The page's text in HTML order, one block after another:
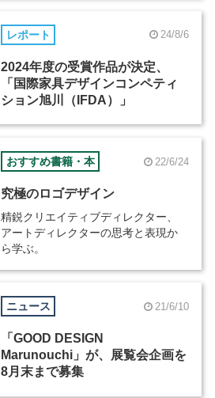
レポート 24/8/6
2024年度の受賞作品が決定、
「国際家具デザインコンペティ
ション旭川（IFDA）」
おすすめ書籍・本 22/6/24
究極のロゴデザイン
精鋭クリエイティブディレクター、
アートディレクターの思考と表現か
ら学ぶ。
ニュース 21/6/10
「GOOD DESIGN
Marunouchi」が、展覧会企画を
8月末まで募集